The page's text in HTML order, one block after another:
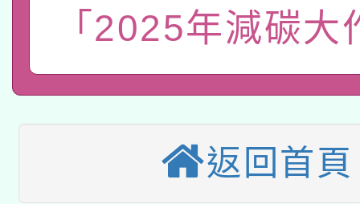
業技術研究院辦理「
用水績優單位及節水達
115年8月22日(星期六
本校115學年度第2次
招甄選結果公告(無人
適應運動共學行動站研
本館辦理115年度閱讀
「2025年減碳大
返回首頁